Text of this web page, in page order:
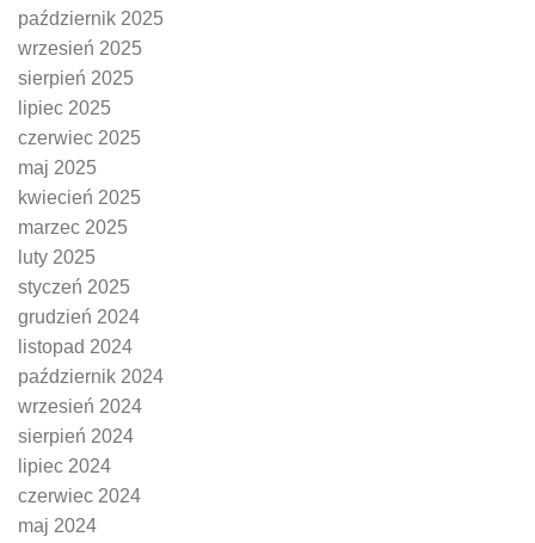
październik 2025
wrzesień 2025
sierpień 2025
lipiec 2025
czerwiec 2025
maj 2025
kwiecień 2025
marzec 2025
luty 2025
styczeń 2025
grudzień 2024
listopad 2024
październik 2024
wrzesień 2024
sierpień 2024
lipiec 2024
czerwiec 2024
maj 2024